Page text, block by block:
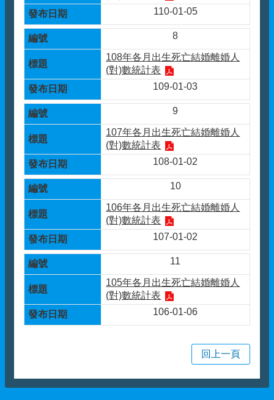
110-01-05
8
108年各月出生死亡結婚離婚人
(對)數統計表
109-01-03
9
107年各月出生死亡結婚離婚人
(對)數統計表
108-01-02
10
106年各月出生死亡結婚離婚人
(對)數統計表
107-01-02
11
105年各月出生死亡結婚離婚人
(對)數統計表
106-01-06
回上一頁